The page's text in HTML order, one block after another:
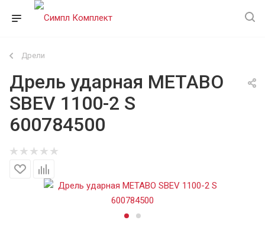
Дрели
Дрель ударная METABO
SBEV 1100-2 S
600784500